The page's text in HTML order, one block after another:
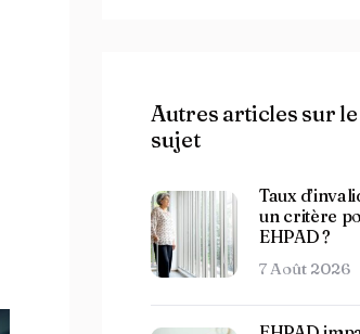
Autres articles sur
sujet
Taux
un critère
EHPAD ?
7 Août 2026